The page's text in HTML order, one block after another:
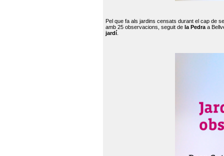
Pel que fa als jardins censats durant el cap de
amb 25 observacions, seguit de la Pedra a
jardí